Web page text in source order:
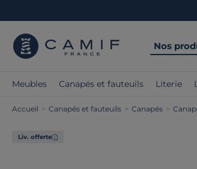
Nos
Meubles Canapés et fauteuils Literie
Accueil > Canapés et fauteuils > Canapés >
Liv. offerte